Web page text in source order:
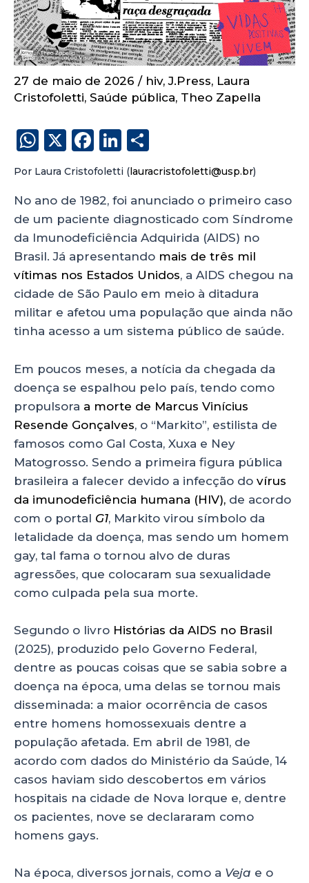
27 de maio de 2026 / hiv,J.Press, Laura
Cristofoletti, Saúde pública, Theo Zapella
W
h
ts
A
p
p
X
F
a
e
b
o
o
k
Li
n
k
e
dI
n
h
re
Por Laura Cristofoletti ( lauracristofoletti@usp.br)
No ano de 1982, foi anunciado o primeiro caso
de um paciente diagnosticado com Síndrome
da Imunodeficiência Adquirida (AIDS) no
Brasil. Já apresentando mais de três mil
vítimas nos Estados Unidos, a AIDS chegou na
cidade de São Paulo em meio à ditadura
militar e afetou uma população que ainda não
tinha acesso a um sistema público de saúde.
Em poucos meses, a notícia da chegada da
doença se espalhou pelo país, tendo como
propulsora a morte de Marcus Vinícius
Resende Gonçalves, o “Markito”, estilista de
famosos como Gal Costa, Xuxa e Ney
Matogrosso. Sendo a primeira figura pública
brasileira a falecer devido a infecção do vírus
da imunodeficiência humana (HIV), de acordo
com o portal G1, Markito virou símbolo da
letalidade da doença, mas sendo um homem
gay, tal fama o tornou alvo de duras
agressões, que colocaram sua sexualidade
como culpada pela sua morte.
Segundo o livro Histórias da AIDS no Brasil
(2025), produzido pelo Governo Federal,
dentre as poucas coisas que se sabia sobre a
doença na época, uma delas se tornou mais
disseminada: a maior ocorrência de casos
entre homens homossexuais dentre a
população afetada. Em abril de 1981, de
acordo com dados do Ministério da Saúde, 14
casos haviam sido descobertos em vários
hospitais na cidade de Nova Iorque e, dentre
os pacientes, nove se declararam como
homens gays.
Na época, diversos jornais, como a Veja e o